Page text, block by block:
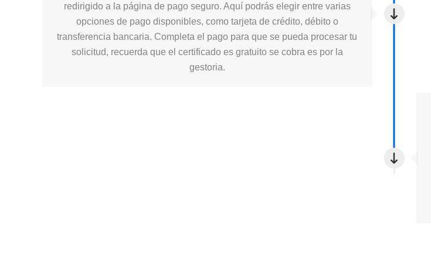
redirigido a la página de pago seguro. Aquí podrás elegir entre varias
opciones de pago disponibles, como tarjeta de crédito, débito o
transferencia bancaria. Completa el pago para que se pueda procesar tu
solicitud, recuerda que el certificado es gratuito se cobra es por la
gestoria.